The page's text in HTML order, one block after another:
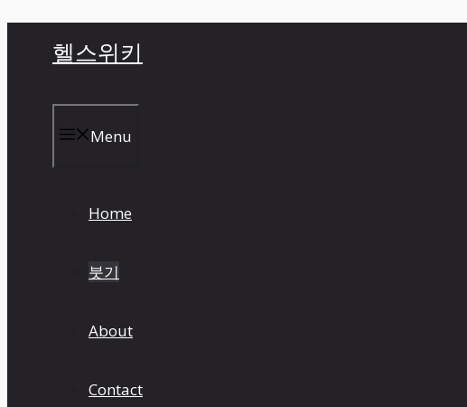
헬스위키
Menu
Home
붓기
About
Contact